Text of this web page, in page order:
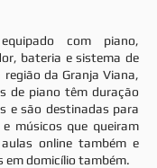
com piano,
bateria e sistema de
da Granja Viana,
de piano têm duração
e são destinadas para
músicos que queiram
online também e
em domicílio também.